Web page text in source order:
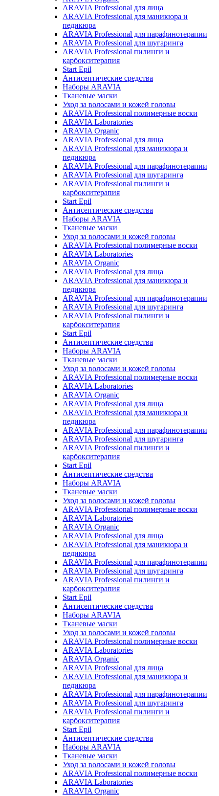
ARAVIA Professional для лица
ARAVIA Professional для маникюра и
педикюра
ARAVIA Professional для парафинотерапии
ARAVIA Professional для шугаринга
ARAVIA Professional пилинги и
карбокситерапия
Start Epil
Антисептические средства
Наборы ARAVIA
Тканевые маски
Уход за волосами и кожей головы
ARAVIA Professional полимерные воски
ARAVIA Laboratories
ARAVIA Organic
ARAVIA Professional для лица
ARAVIA Professional для маникюра и
педикюра
ARAVIA Professional для парафинотерапии
ARAVIA Professional для шугаринга
ARAVIA Professional пилинги и
карбокситерапия
Start Epil
Антисептические средства
Наборы ARAVIA
Тканевые маски
Уход за волосами и кожей головы
ARAVIA Professional полимерные воски
ARAVIA Laboratories
ARAVIA Organic
ARAVIA Professional для лица
ARAVIA Professional для маникюра и
педикюра
ARAVIA Professional для парафинотерапии
ARAVIA Professional для шугаринга
ARAVIA Professional пилинги и
карбокситерапия
Start Epil
Антисептические средства
Наборы ARAVIA
Тканевые маски
Уход за волосами и кожей головы
ARAVIA Professional полимерные воски
ARAVIA Laboratories
ARAVIA Organic
ARAVIA Professional для лица
ARAVIA Professional для маникюра и
педикюра
ARAVIA Professional для парафинотерапии
ARAVIA Professional для шугаринга
ARAVIA Professional пилинги и
карбокситерапия
Start Epil
Антисептические средства
Наборы ARAVIA
Тканевые маски
Уход за волосами и кожей головы
ARAVIA Professional полимерные воски
ARAVIA Laboratories
ARAVIA Organic
ARAVIA Professional для лица
ARAVIA Professional для маникюра и
педикюра
ARAVIA Professional для парафинотерапии
ARAVIA Professional для шугаринга
ARAVIA Professional пилинги и
карбокситерапия
Start Epil
Антисептические средства
Наборы ARAVIA
Тканевые маски
Уход за волосами и кожей головы
ARAVIA Professional полимерные воски
ARAVIA Laboratories
ARAVIA Organic
ARAVIA Professional для лица
ARAVIA Professional для маникюра и
педикюра
ARAVIA Professional для парафинотерапии
ARAVIA Professional для шугаринга
ARAVIA Professional пилинги и
карбокситерапия
Start Epil
Антисептические средства
Наборы ARAVIA
Тканевые маски
Уход за волосами и кожей головы
ARAVIA Professional полимерные воски
ARAVIA Laboratories
ARAVIA Organic